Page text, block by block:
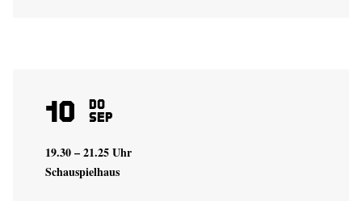
10 Do
Sep
19.30 – 21.25 Uhr
Schauspielhaus